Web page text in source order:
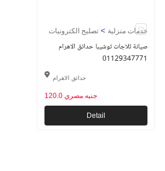
خدمات منزلية > تصليح الكترونيات
صيانة ثلاجات توشيبا حدائق الاهرام
01129347771
حدائق الاهرام
120.0 جنيه مصري
Detail